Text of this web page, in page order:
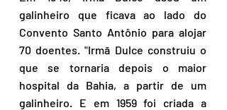
galinheiro que ficava ao lado do
Convento Santo Antônio para alojar
70 doentes. "Irmã Dulce construiu o
que se tornaria depois o maior
hospital da Bahia, a partir de um
galinheiro. E em 1959 foi criada a